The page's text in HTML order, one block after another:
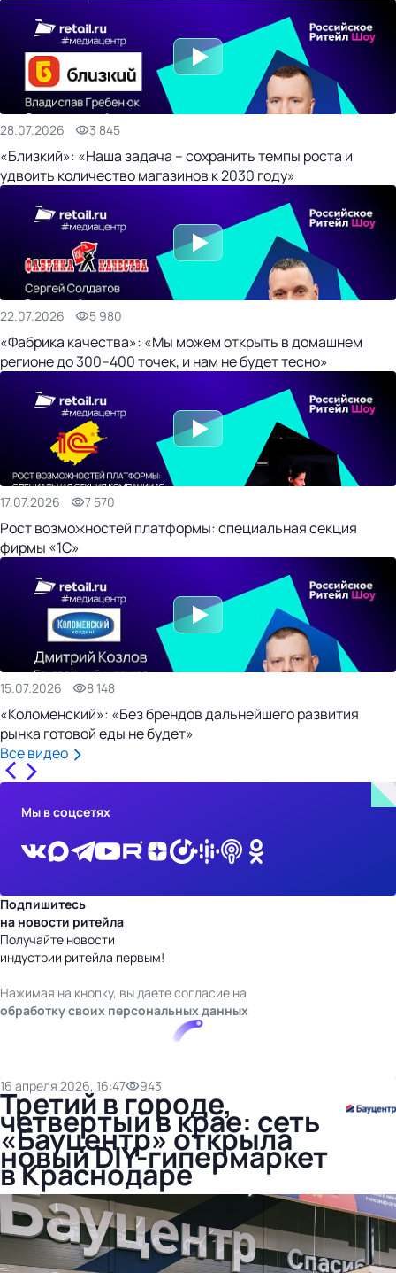
28.07.2026 3 845
«Близкий»: «Наша задача – сохранить темпы роста и
удвоить количество магазинов к 2030 году»
22.07.2026 5 980
«Фабрика качества»: «Мы можем открыть в домашнем
регионе до 300–400 точек, и нам не будет тесно»
17.07.2026 7 570
Рост возможностей платформы: специальная секция
фирмы «1С»
15.07.2026 8 148
«Коломенский»: «Без брендов дальнейшего развития
рынка готовой еды не будет»
Все видео
Мы в соцсетях
Подпишитесь
на новости ритейла
Получайте новости
индустрии ритейла первым!
Нажимая на кнопку, вы даете согласие на
обработку своих персональных данных
16 апреля 2026, 16:47 943
Третий в городе,
четвертый в крае: сеть
«Бауцентр» открыла
новый DIY-гипермаркет
в Краснодаре